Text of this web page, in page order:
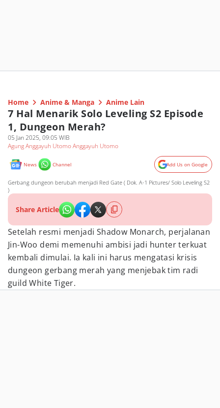
Home Anime & Manga Anime Lain
7 Hal Menarik Solo Leveling S2 Episode
1, Dungeon Merah?
05 Jan 2025, 09:05 WIB
Agung Anggayuh Utomo Anggayuh Utomo
News Channel Add Us on Google
Gerbang dungeon berubah menjadi Red Gate ( Dok. A-1 Pictures/ Solo Leveling S2
)
Share Article
Setelah resmi menjadi Shadow Monarch, perjalanan
Jin-Woo demi memenuhi ambisi jadi hunter terkuat
kembali dimulai. Ia kali ini harus mengatasi krisis
dungeon gerbang merah yang menjebak tim radi
guild White Tiger.